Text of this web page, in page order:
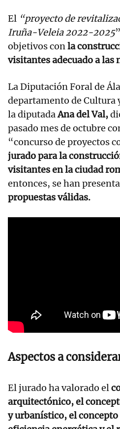
El “proyecto de
Iruña-Veleia 2022-2025
objetivos conla
visitantes adecuado a las
La Diputación Foral de
departamento de Cultura
la diputadaAna del Val,
pasado mes de octubre
“concurso de proyectos
jurado para la
visitantes en la ciudad
entonces, se han
propuestas válidas.
Aspectos a
El jurado ha valorado el
arquitectónico, el
y urbanístico, el